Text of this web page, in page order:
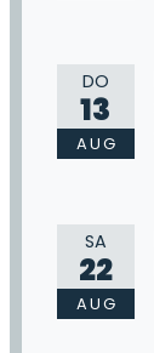
DO
13
AUG
SA
22
AUG